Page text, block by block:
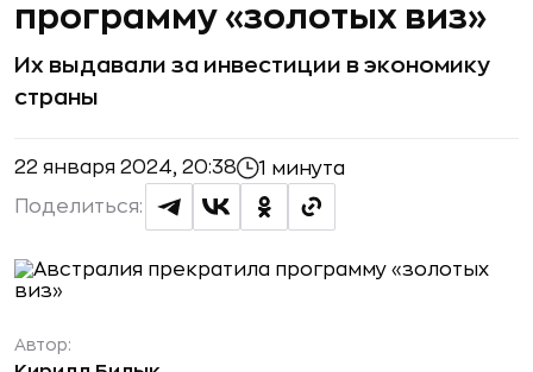
программу «золотых виз»
Их выдавали за инвестиции в экономику
страны
22 января 2024, 20:38 1 минута
Поделиться:
Автор: